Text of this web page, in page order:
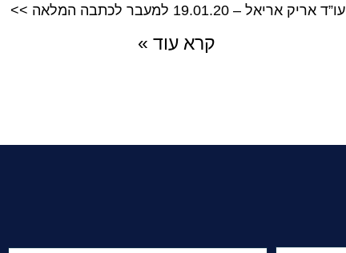
עו”ד אריק אריאל – 19.01.20 למעבר לכתבה המלאה >>
קרא עוד »